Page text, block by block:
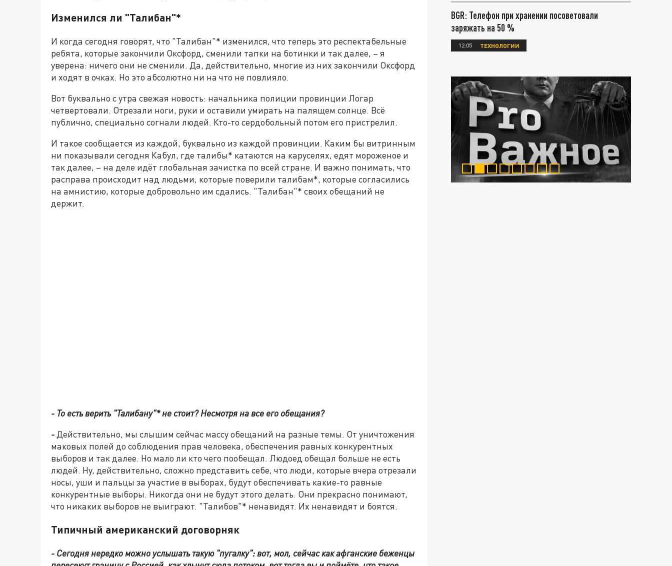
Изменился ли "Талибан"*
И когда сегодня говорят, что "Талибан"* изменился, что теперь это респектабельные
ребята, которые закончили Оксфорд, сменили тапки на ботинки и так далее, – я
уверена: ничего они не сменили. Да, действительно, многие из них закончили Оксфорд
и ходят в очках. Но это абсолютно ни на что не повлияло.
Вот буквально с утра свежая новость: начальника полиции провинции Логар
четвертовали. Отрезали ноги, руки и оставили умирать на палящем солнце. Всё
публично, специально согнали людей. Кто-то сердобольный потом его пристрелил.
И такое сообщается из каждой, буквально из каждой провинции. Каким бы витринным
ни показывали сегодня Кабул, где талибы* катаются на каруселях, едят мороженое и
так далее, – на деле идёт глобальная зачистка по всей стране. И важно понимать, что
расправа происходит над людьми, которые поверили талибам*, которые согласились
на амнистию, которые добровольно им сдались. "Талибан"* своих обещаний не
держит.
- То есть верить "Талибану"* не стоит? Несмотря на все его обещания?
- Действительно, мы слышим сейчас массу обещаний на разные темы. От уничтожения
маковых полей до соблюдения прав человека, обеспечения равных конкурентных
выборов и так далее. Но мало ли кто чего пообещал. Людоед обещал больше не есть
людей. Ну, действительно, сложно представить себе, что люди, которые вчера отрезали
носы, уши и пальцы за участие в выборах, будут обеспечивать какие-то равные
конкурентные выборы. Никогда они не будут этого делать. Они прекрасно понимают,
что никаких выборов не выиграют. "Талибов"* ненавидят. Их ненавидят и боятся.
Типичный американский договорняк
- Сегодня нередко можно услышать такую "пугалку": вот, мол, сейчас как афганские беженцы
BGR: Телефон при хранении посоветовали
заряжать на 50 %
12:05 ТЕХНОЛОГИИ